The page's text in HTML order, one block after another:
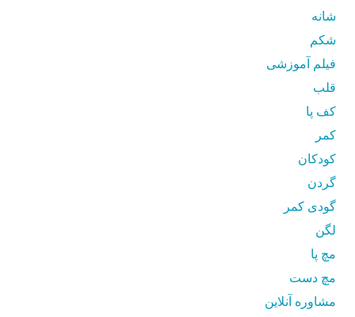
شانه
شکم
فیلم آموزشی
قلب
کف پا
کمر
کودکان
گردن
گودی کمر
لگن
مچ پا
مچ دست
مشاوره آنلاین